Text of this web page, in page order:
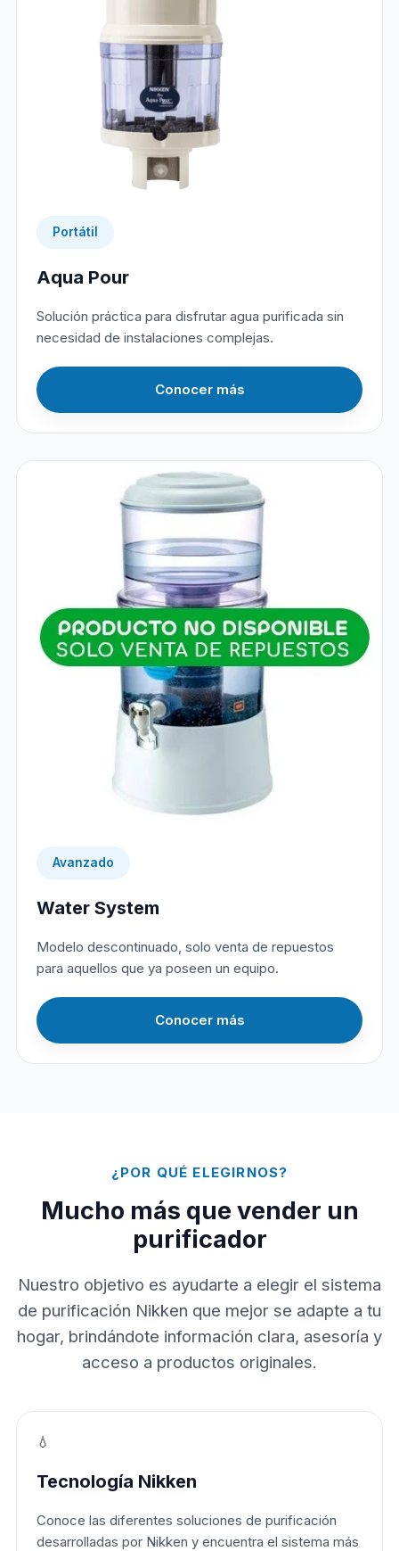
Portátil
Aqua Pour
Solución práctica para disfrutar agua purificada sin
necesidad de instalaciones complejas.
Conocer más
Avanzado
Water System
Modelo descontinuado, solo venta de repuestos
para aquellos que ya poseen un equipo.
Conocer más
¿POR QUÉ ELEGIRNOS?
Mucho más que vender un
purificador
Nuestro objetivo es ayudarte a elegir el sistema
de purificación Nikken que mejor se adapte a tu
hogar, brindándote información clara, asesoría y
acceso a productos originales.
💧
Tecnología Nikken
Conoce las diferentes soluciones de purificación
desarrolladas por Nikken y encuentra el sistema más